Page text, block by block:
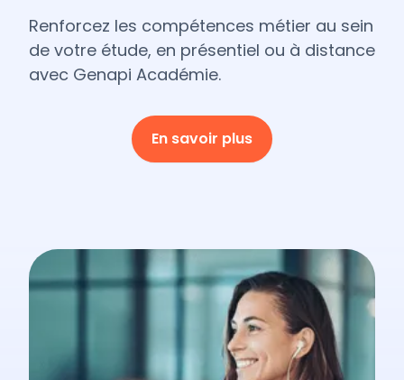
Renforcez les compétences métier au sein
de votre étude, en présentiel ou à distance
avec Genapi Académie.
En savoir plus